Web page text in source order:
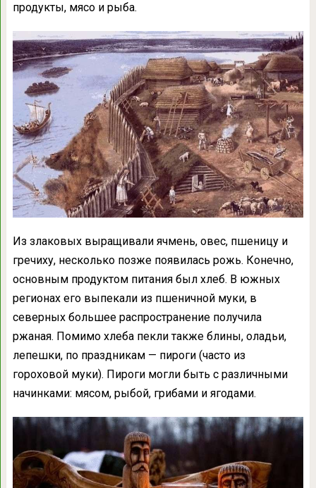
продукты, мясо и рыба.
Из злаковых выращивали ячмень, овес, пшеницу и
гречиху, несколько позже появилась рожь. Конечно,
основным продуктом питания был хлеб. В южных
регионах его выпекали из пшеничной муки, в
северных большее распространение получила
ржаная. Помимо хлеба пекли также блины, оладьи,
лепешки, по праздникам — пироги (часто из
гороховой муки). Пироги могли быть с различными
начинками: мясом, рыбой, грибами и ягодами.